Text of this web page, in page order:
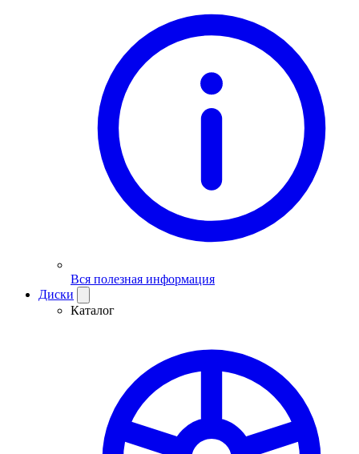
Вся полезная информация
Диски
Каталог